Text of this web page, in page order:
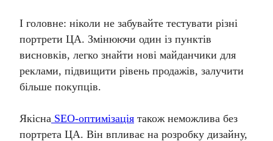
І головне: ніколи не забувайте тестувати різні
портрети ЦА. Змінюючи один із пунктів
висновків, легко знайти нові майданчики для
реклами, підвищити рівень продажів, залучити
більше покупців.
Якісна SEO-оптимізація також неможлива без
портрета ЦА. Він впливає на розробку дизайну,